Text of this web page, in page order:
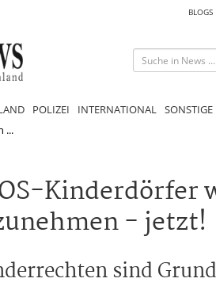
BLOGS
POLIZEI INTERNATIONAL SONSTIGE
...
Kinderdörfer
- jetzt!
sind